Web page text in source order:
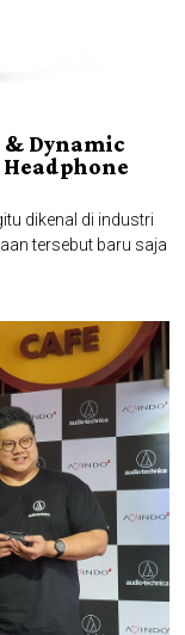
Dynamic
dikenal di industri
tersebut baru saja